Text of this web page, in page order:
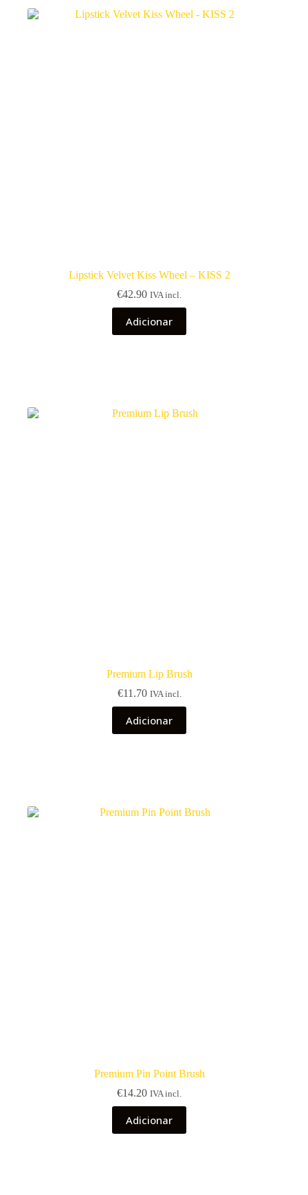
Lipstick Velvet Kiss Wheel – KISS 2
€42.90 IVA incl.
Adicionar
Premium Lip Brush
€11.70 IVA incl.
Adicionar
Premium Pin Point Brush
€14.20 IVA incl.
Adicionar